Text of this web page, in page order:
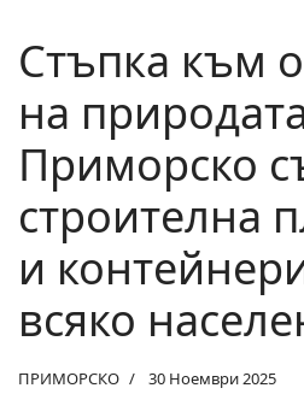
Стъпка към
на
Приморско
строителна
и
всяко
ПРИМОРСКО 30 Ноември 2025